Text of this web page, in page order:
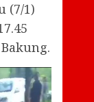
(7/1)